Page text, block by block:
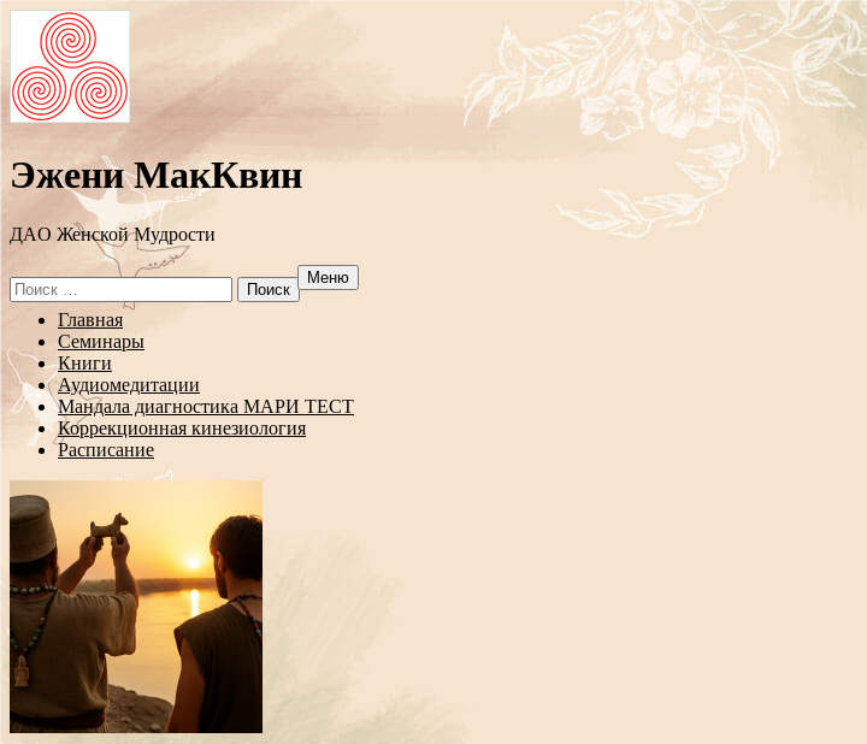
Эжени МакКвин
ДAO Женской Мудрости
Search
for:
Меню
Перейти
содержанию
Главная
Семинары
Книги
Аудиомедитации
Мандала диагностика МАРИ ТЕСТ
Коррекционная кинезиология
Расписание